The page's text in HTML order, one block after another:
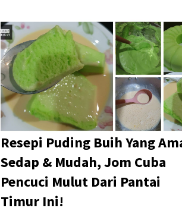
Resepi Puding Buih Yang
Sedap & Mudah, Jom Cuba
Pencuci Mulut Dari Pantai
Timur Ini!